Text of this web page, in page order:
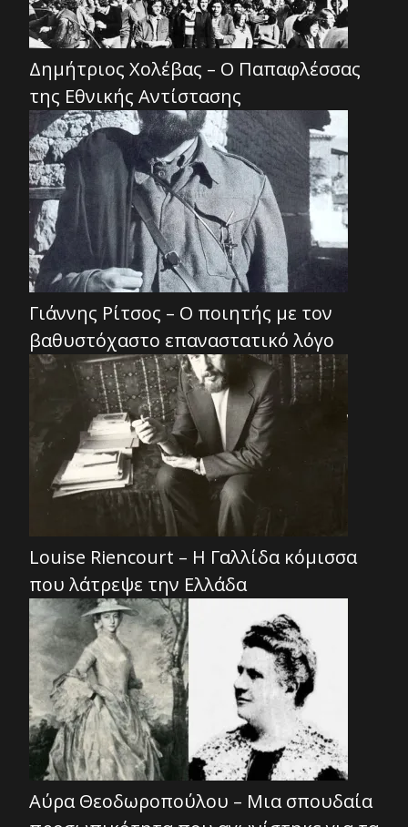
Δημήτριος Χολέβας – Ο Παπαφλέσσας
της Εθνικής Αντίστασης
Γιάννης Ρίτσος – Ο ποιητής με τον
βαθυστόχαστο επαναστατικό λόγο
Louise Riencourt – Η Γαλλίδα κόμισσα
που λάτρεψε την Ελλάδα
Αύρα Θεοδωροπούλου – Μια σπουδαία